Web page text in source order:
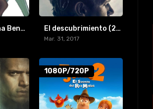
Konosuba: ¡Una Bendición Para Este Maravilloso Mundo! Temporada 2 (2017) El descubrimiento (2017) [BR-RIP] [HD-1080p]
Mar. 31, 2017
1080P/720P